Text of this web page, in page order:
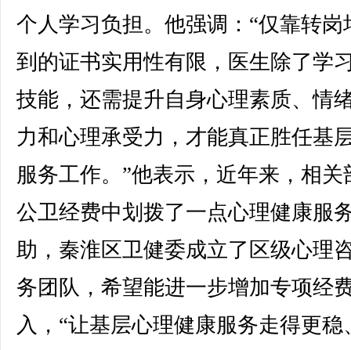
个人学习负担。他强调：“仅靠转岗
到的证书实用性有限，医生除了学
技能，还需提升自身心理素质、情
力和心理承受力，才能真正胜任基
服务工作。”他表示，近年来，相关
公卫经费中划拨了一点心理健康服
助，秦淮区卫健委成立了区级心理
务团队，希望能进一步增加专项经
入，“让基层心理健康服务走得更稳